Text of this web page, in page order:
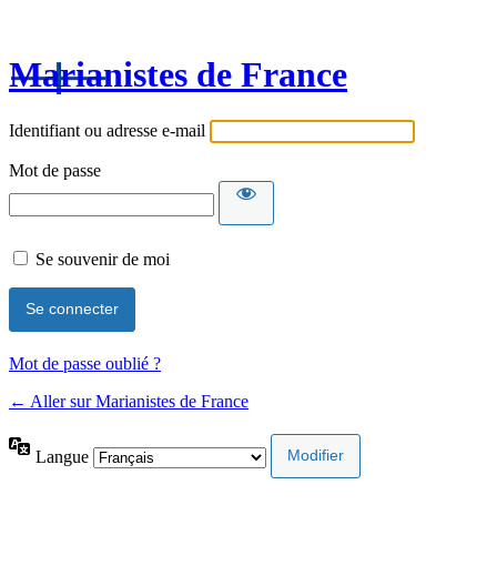
Marianistes de France
Identifiant ou adresse e-mail
Mot de passe
Se souvenir de moi
Mot de passe oublié ?
← Aller sur Marianistes de France
Langue